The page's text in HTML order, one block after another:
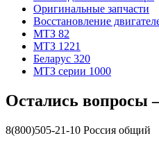
Оригинальные запчасти
Восстановление
МТЗ 82
МТЗ 1221
Беларус 320
МТЗ серии 1000
Остались вопросы
8(800)505-21-10 Россия общий